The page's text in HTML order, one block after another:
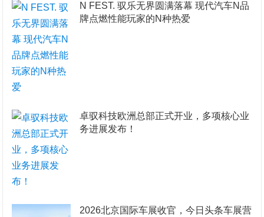
N FEST. 驭乐无界圆满落幕 现代汽车N品
牌点燃性能玩家的N种热爱
卓驭科技欧洲总部正式开业，多项核心业
务进展发布！
2026北京国际车展收官，今日头条车展营